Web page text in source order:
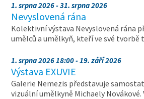
1. srpna 2026 - 31. srpna 2026
Nevyslovená rána
Kolektivní výstava Nevyslovená rána
umělců a umělkyň, kteří ve své
1. srpna 2026 18:00 - 19. září 2026
Výstava EXUVIE
Galerie Nemezis představuje
vizuální umělkyně Michaely